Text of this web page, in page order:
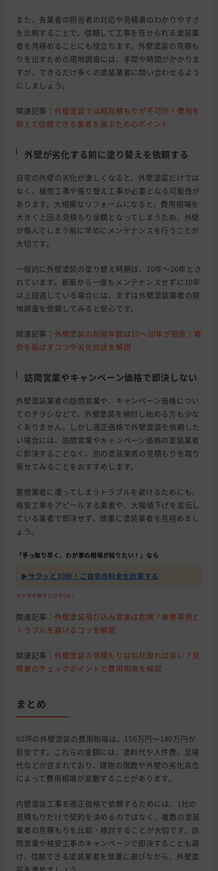
また、各業者の担当者の対応や見積書のわかりやすさ
を比較することで、信頼して工事を任せられる塗装業
者を見極めることにも役立ちます。外壁塗装の見積も
りを出すための現地調査には、手間や時間がかかりま
すが、できるだけ多くの塗装業者に問い合わせるよう
にしましょう。
関連記事： 外壁塗装では相見積もりが不可欠！費用を
抑えて信頼できる業者を選ぶためのポイント
外壁が劣化する前に塗り替えを依頼する
自宅の外壁の劣化が激しくなると、外壁塗装だけでは
なく、補修工事や張り替え工事が必要となる可能性が
あります。大規模なリフォームになると、費用相場を
大きく上回る見積もり金額となってしまうため、外壁
が傷んでしまう前に早めにメンテナンスを行うことが
大切です。
一般的に外壁塗装の塗り替え時期は、10年〜20年とさ
れています。新築から一度もメンテナンスせずに10年
以上経過している場合には、まずは外壁塗装業者の現
地調査を依頼してみると安心です。
関連記事： 外壁塗装の耐用年数は10〜20年が限度！寿
命を延ばすコツや劣化症状を解説
訪問営業やキャンペーン価格で即決しない
外壁塗装業者の訪問営業や、キャンペーン価格につい
てのチラシなどで、外壁塗装を検討し始める方も少な
くありません。しかし適正価格で外壁塗装を依頼した
い場合には、訪問営業やキャンペーン価格の塗装業者
に即決することなく、別の塗装業者の見積もりを取り
寄せてみることをおすすめします。
悪徳業者に遭ってしまうトラブルを避けるためにも、
格安工事をアピールする業者や、大幅値下げを宣伝し
ている業者で即決せず、慎重に塗装業者を見極めまし
ょう。
「手っ取り早く、わが家の相場が知りたい！」なら
▶︎サクッと30秒！ご自宅の料金を計算する
ポチポチ押すだけでOK！
関連記事： 外壁塗装飛び込み営業は危険？被害事例と
トラブルを避けるコツを解説
関連記事： 外壁塗装の見積もりは何社取れば良い？見
積書のチェックポイントと費用相場を解説
まとめ
60坪の外壁塗装の費用相場は、150万円～180万円が
目安です。これらの金額には、塗料代や人件費、足場
代などが含まれており、建物の階数や外壁の劣化具合
によって費用相場が変動することがあります。
内壁塗装工事を適正価格で依頼するためには、1社の
見積もりだけで契約を決めるのではなく、複数の塗装
業者の見積もりを比較・検討することが大切です。訪
問営業や格安工事のキャンペーンで即決することも避
け、信頼できる塗装業者を慎重に選びながら、外壁塗